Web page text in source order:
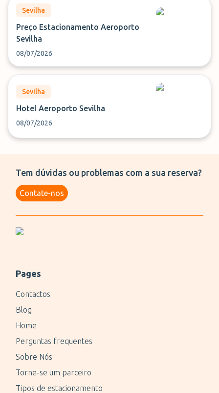
Sevilha
Preço Estacionamento Aeroporto
Sevilha
08/07/2026
Sevilha
Hotel Aeroporto Sevilha
08/07/2026
Tem dúvidas ou problemas com a sua reserva?
Contate-nos
Pages
Contactos
Blog
Home
Perguntas frequentes
Sobre Nós
Torne-se um parceiro
Tipos de estacionamento